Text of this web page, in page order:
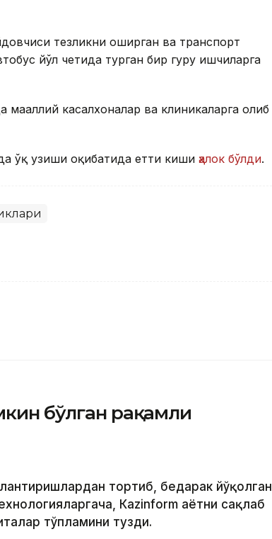
тезликни оширган ва транспорт
йўл четида турган бир гуруҳ ишчиларга
касалхоналар ва клиникаларга олиб
ўқ узиши оқибатида етти киши ҳалок бўлди.
бўлган рақамли
тортиб, бедарак йўқолган
Кazinform ҳаётни сақлаб
тўпламини тузди.